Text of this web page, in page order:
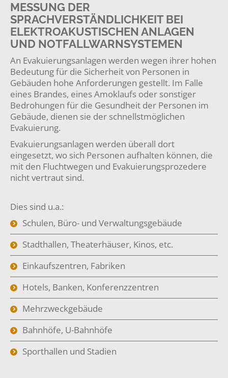
MESSUNG DER
SPRACHVERSTÄNDLICHKEIT BEI
ELEKTROAKUSTISCHEN ANLAGEN
UND NOTFALLWARNSYSTEMEN
An Evakuierungsanlagen werden wegen ihrer hohen
Bedeutung für die Sicherheit von Personen in
Gebäuden hohe Anforderungen gestellt. Im Falle
eines Brandes, eines Amoklaufs oder sonstiger
Bedrohungen für die Gesundheit der Personen im
Gebäude, dienen sie der schnellstmöglichen
Evakuierung.
Evakuierungsanlagen werden überall dort
eingesetzt, wo sich Personen aufhalten können, die
mit den Fluchtwegen und Evakuierungsprozedere
nicht vertraut sind.
Dies sind u.a.:
Schulen, Büro- und Verwaltungsgebäude
Stadthallen, Theaterhäuser, Kinos, etc.
Einkaufszentren, Fabriken
Hotels, Banken, Konferenzzentren
Mehrzweckgebäude
Bahnhöfe, U-Bahnhöfe
Sporthallen und Stadien